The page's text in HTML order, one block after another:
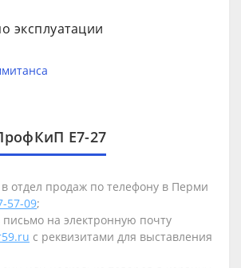
эксплуатации
Е7-27
отдел продаж по телефону в Перми
57-09;
на электронную почту
с реквизитами для выставления